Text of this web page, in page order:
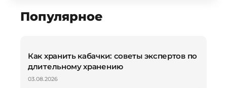
Популярное
Как хранить кабачки: советы экспертов по
длительному хранению
03.08.2026